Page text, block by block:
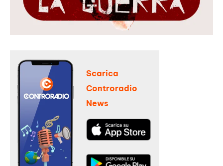
Scarica
Controradio
News